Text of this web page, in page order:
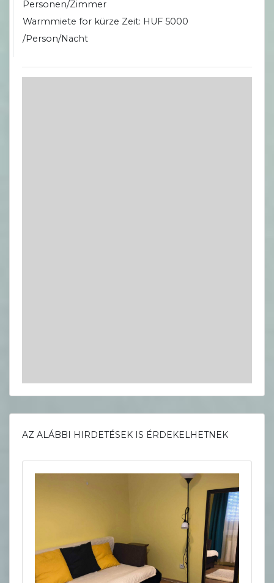
Personen/Zimmer
Warmmiete for kürze Zeit: HUF 5000
/Person/Nacht
AZ ALÁBBI HIRDETÉSEK IS ÉRDEKELHETNEK